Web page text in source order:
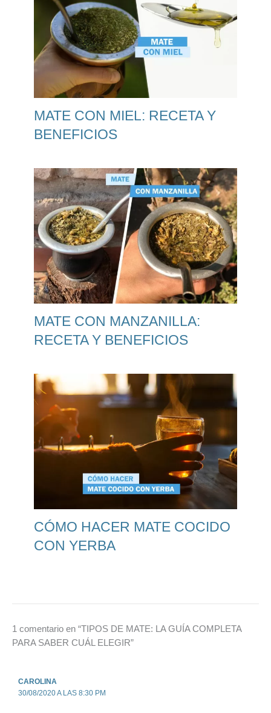
MATE CON MIEL: RECETA Y
BENEFICIOS
MATE CON MANZANILLA:
RECETA Y BENEFICIOS
CÓMO HACER MATE COCIDO
CON YERBA
1 comentario en “TIPOS DE MATE: LA GUÍA COMPLETA
PARA SABER CUÁL ELEGIR”
CAROLINA
30/08/2020 A LAS 8:30 PM